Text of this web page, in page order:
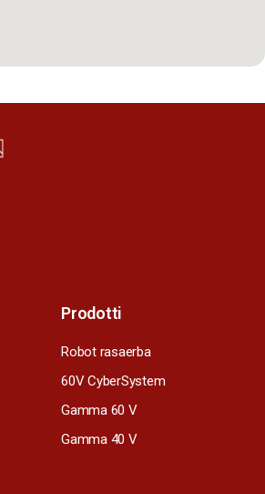
Prodotti
Robot rasaerba
60V CyberSystem
Gamma 60 V
Gamma 40 V